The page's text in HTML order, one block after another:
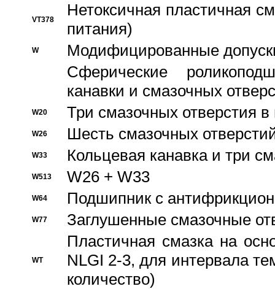
VT378
Нетоксичная пластичная
питания)
W
Модифицированные
Сферические
канавки и смазочных
W20 Три смазочных отверстия
W26 Шесть смазочных
W33 Кольцевая канавка и три
W513 W26 + W33
W64 Подшипник с
W77 Заглушенные смазочные
WT
Пластичная смазка на
NLGI 2-3, для интервала
количество)